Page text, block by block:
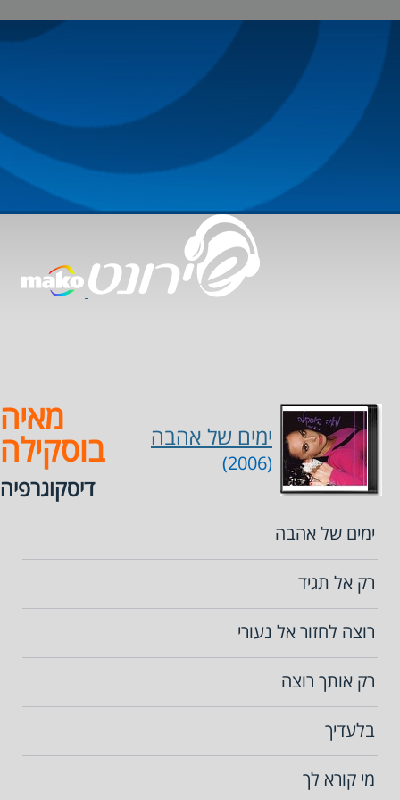
ימים של אהבה
(2006)
מאיה
בוסקילה
דיסקוגרפיה
ימים של אהבה
רק אל תגיד
רוצה לחזור אל נעורי
רק אותך רוצה
בלעדיך
מי קורא לך